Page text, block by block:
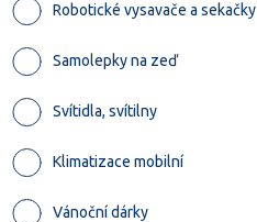
Robotické vysavače a sekačky
Samolepky na zeď
Svítidla, svítilny
Klimatizace mobilní
Vánoční dárky